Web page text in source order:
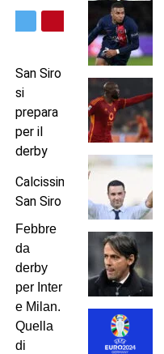
San Siro
si
prepara
per il
derby
Calcissimo.com
San Siro
Febbre
da
derby
per Inter
e Milan.
Quella
di